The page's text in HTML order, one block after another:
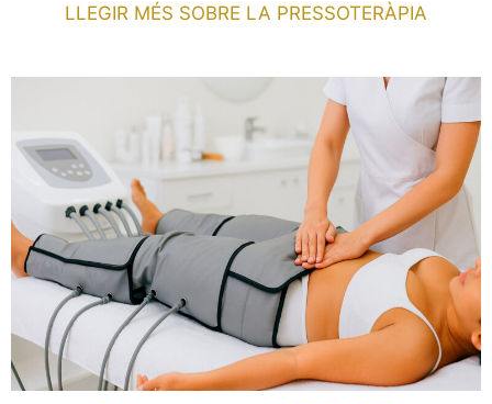
LLEGIR MÉS SOBRE LA PRESSOTERÀPIA